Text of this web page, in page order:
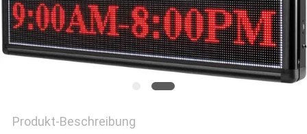
PRIVACY
POLICY
Produkt-Beschreibung